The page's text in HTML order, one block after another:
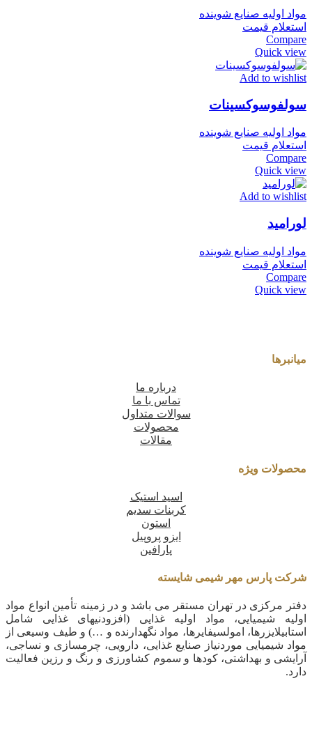
مواد اولیه صنایع شوینده
استعلام قیمت
Compare
Quick view
Add to wishlist
سولفوسوکسینات
مواد اولیه صنایع شوینده
استعلام قیمت
Compare
Quick view
Add to wishlist
لورامید
مواد اولیه صنایع شوینده
استعلام قیمت
Compare
Quick view
میانبرها
درباره ما
تماس با ما
سوالات متداول
محصولات
مقالات
محصولات ویژه
اسید استیک
کربنات سدیم
استون
ایزو پروپیل
پارافین
شرکت پارس مهر شیمی شایسته
دفتر مرکزی در تهران مستقر می باشد و در زمینه تأمین انواع مواد
اولیه شیمیایی، مواد اولیه غذایی (افزودنیهای غذایی شامل
استابیلایزرها، امولسیفایرها، مواد نگهدارنده و …) و طیف وسیعی از
مواد شیمیایی موردنیاز صنایع غذایی، دارویی، چرمسازی و نساجی،
آرایشی و بهداشتی، کودها و سموم کشاورزی و رنگ و رزین فعالیت
دارد.